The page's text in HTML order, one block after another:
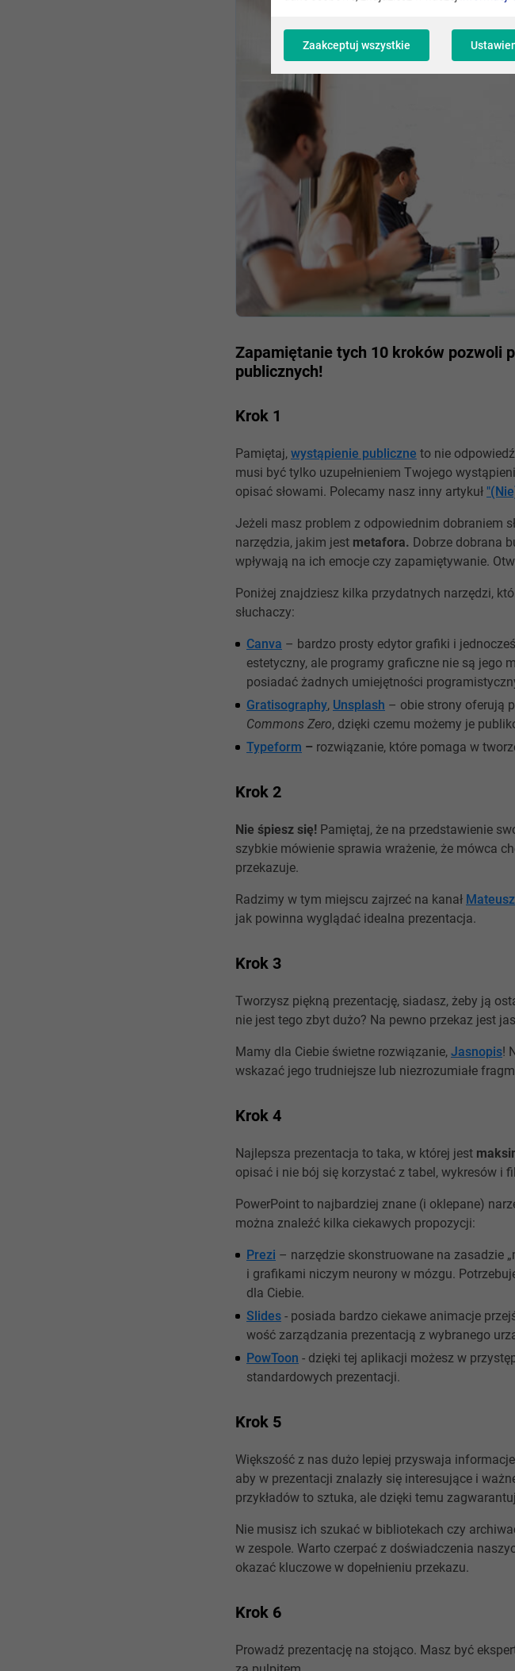
Zapamiętanie tych 10 kroków pozwoli
publicznych!
Krok 1
Pamiętaj, wystąpienie publiczne to nie
musi być tylko uzupełnieniem Twojego
opisać słowami. Polecamy nasz inny artykuł
Jeżeli masz problem z odpowiednim dobraniem
narzędzia, jakim jest metafora. Dobrze dobrana
wpływają na ich emocje czy zapamiętywanie.
Poniżej znajdziesz kilka przydatnych narzędzi,
słuchaczy:
Canva – bardzo prosty edytor grafiki i
estetyczny, ale programy graficzne nie są jego
posiadać żadnych umiejętności
Gratisography, Unsplash – obie strony oferują
Commons Zero, dzięki czemu możemy je
Typeform – rozwiązanie, które pomaga w
Krok 2
Nie śpiesz się! Pamiętaj, że na przedstawienie
szybkie mówienie sprawia wrażenie, że mówca
przekazuje.
Radzimy w tym miejscu zajrzeć na kanał
jak powinna wyglądać idealna prezentacja.
Krok 3
Tworzysz piękną prezentację, siadasz, żeby ją
nie jest tego zbyt dużo? Na pewno przekaz jest
Mamy dla Ciebie świetne rozwiązanie, Jasnopis!
wskazać jego trudniejsze lub niezrozumiałe
Krok 4
Najlepsza prezentacja to taka, w której jest
opisać i nie bój się korzystać z tabel, wykresów i
PowerPoint to najbardziej znane (i oklepane)
można znaleźć kilka ciekawych propozycji:
Prezi – narzędzie skonstruowane na zasadzie
i grafikami niczym neurony w mózgu.
dla Ciebie.
Slides - posi­ada bardzo ciekawe ani­macje
wość zarządzania prezen­tacją z wybranego
PowToon - dzięki tej aplikacji możesz w
standardowych prezentacji.
Krok 5
Większość z nas dużo lepiej przyswaja
aby w prezentacji znalazły się interesujące i
przykładów to sztuka, ale dzięki temu
Nie musisz ich szukać w bibliotekach czy
w zespole. Warto czerpać z doświadczenia
okazać kluczowe w dopełnieniu przekazu.
Krok 6
Prowadź prezentację na stojąco. Masz być
Zaakceptuj wszystkie